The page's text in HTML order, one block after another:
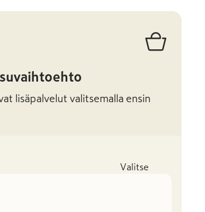
lisäpalvelut valitsemalla ensin
Valitse